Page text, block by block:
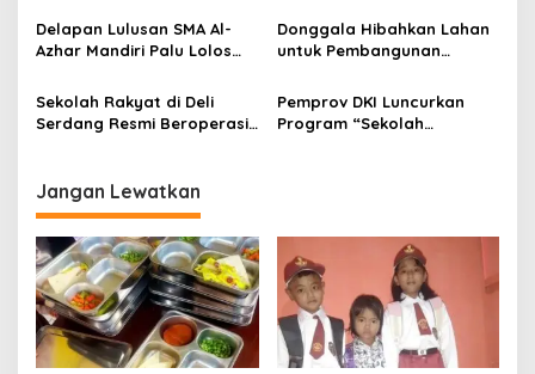
s
Kejuaraan Akuatik
Indonesia Palembang
Delapan Lulusan SMA Al-
Azhar Mandiri Palu Lolos
Favorit
Donggala Hibahkan Lahan
untuk Pembangunan
Terintegrasi
Sekolah Rakyat di Deli
Serdang Resmi Beroperasi,
Pemprov DKI Luncurkan
Program “Sekolah
Jangan Lewatkan